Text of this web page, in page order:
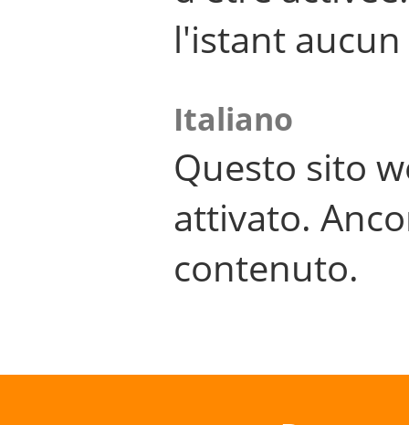
l'istant
Italiano
Questo sito
attivato.
contenuto.